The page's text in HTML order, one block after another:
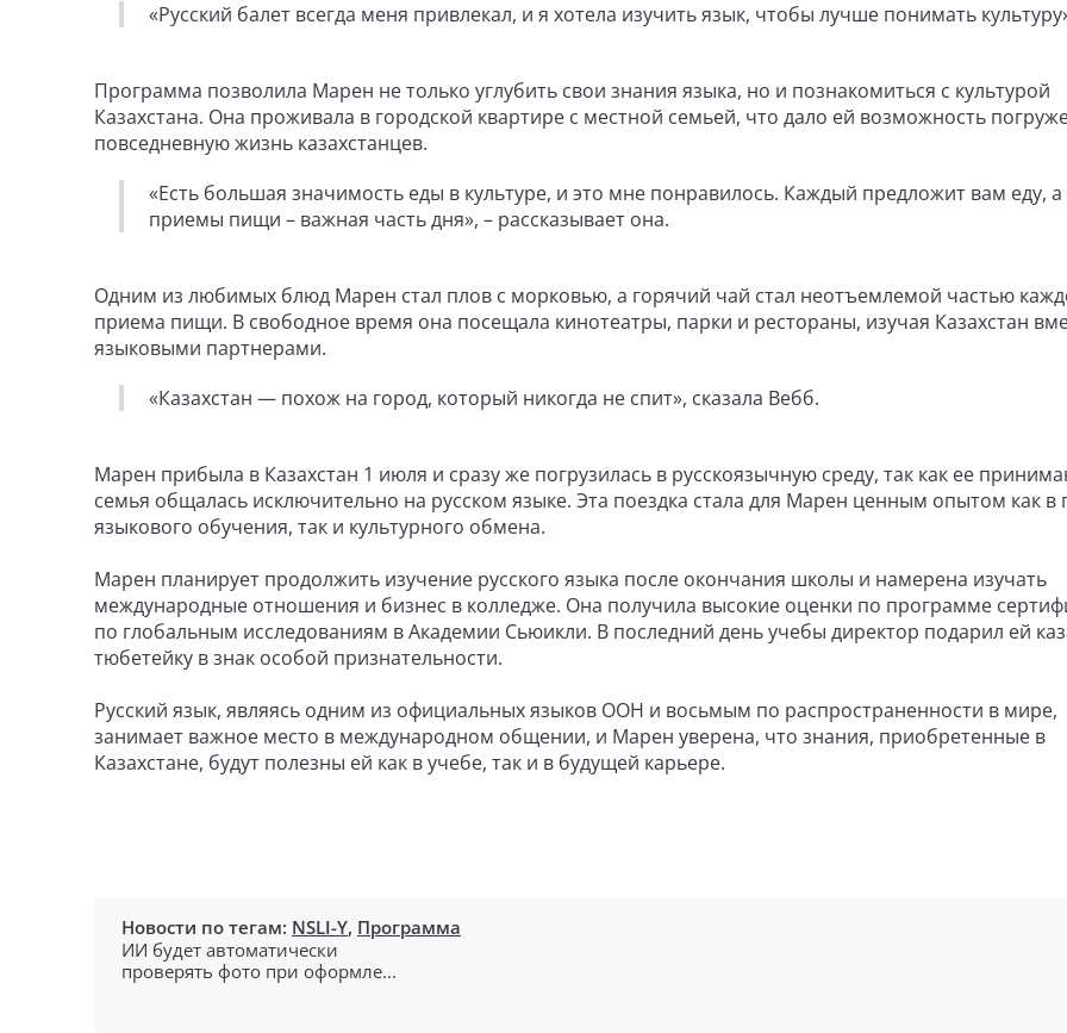
«Русский балет всегда меня привлекал, и я хотела изучить язык, чтобы лучше понимать
Программа позволила Марен не только углубить свои знания языка, но и познакомиться с культурой
Казахстана. Она проживала в городской квартире с местной семьей, что дало ей возможность
повседневную жизнь казахстанцев.
«Есть большая значимость еды в культуре, и это мне понравилось. Каждый предложит вам еду, а
приемы пищи – важная часть дня», – рассказывает она.
Одним из любимых блюд Марен стал плов с морковью, а горячий чай стал неотъемлемой частью
приема пищи. В свободное время она посещала кинотеатры, парки и рестораны, изучая Казахстан
языковыми партнерами.
«Казахстан — похож на город, который никогда не спит», сказала Вебб.
Марен прибыла в Казахстан 1 июля и сразу же погрузилась в русскоязычную среду, так как ее
семья общалась исключительно на русском языке. Эта поездка стала для Марен ценным опытом как в
языкового обучения, так и культурного обмена.
Мaрен планирует продолжить изучение русского языка после окончания школы и намерена изучать
международные отношения и бизнес в колледже. Она получила высокие оценки по программе
по глобальным исследованиям в Академии Сьюикли. В последний день учебы директор подарил ей
тюбетейку в знак особой признательности.
Русский язык, являясь одним из официальных языков ООН и восьмым по распространенности в мире,
занимает важное место в международном общении, и Марен уверена, что знания, приобретенные в
Казахстане, будут полезны ей как в учебе, так и в будущей карьере.
Новости по тегам: NSLI-Y, Программа
ИИ будет автоматически
проверять фото при оформле...